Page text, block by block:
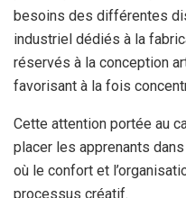
besoins des différentes
industriel dédiés à la
réservés à la conception
favorisant à la fois
Cette attention portée au
placer les apprenants
où le confort et
processus créatif.